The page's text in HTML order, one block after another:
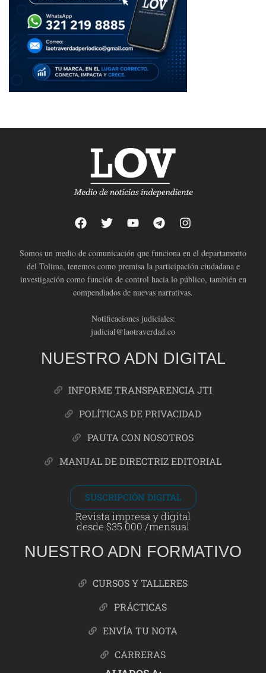
Somos un medio de comunicación que funciona en el departamento
del Tolima, tenemos como premisa la participación ciudadana e
investigación como función de control hacia lo público, también en
compendiados de nuevas narrativas.
Notificaciones judiciales:
judicial@laotraverdad.co
NUESTRO ADN DIGITAL
INFORME TRANSPARENCIA JTI
POLÍTICAS DE PRIVACIDAD
PAUTA CON NOSOTROS
MANUAL DE DIRECTRIZ EDITORIAL
SUSCRIPCIÓN DIGITAL
Revista impresa y digital
desde $35.000 /mensual
NUESTRO ADN FORMATIVO
CURSOS Y TALLERES
PRÁCTICAS
ENVÍA TU NOTA
CARRERAS